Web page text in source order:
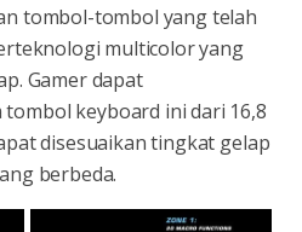
tombol-tombol yang telah
multicolor yang
Gamer dapat
keyboard ini dari 16,8
disesuaikan tingkat gelap
berbeda.